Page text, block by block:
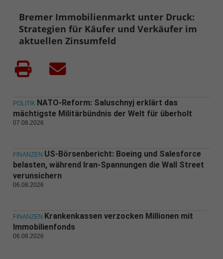
Bremer Immobilienmarkt unter Druck:
Strategien für Käufer und Verkäufer im
aktuellen Zinsumfeld
POLITIK NATO-Reform: Saluschnyj erklärt das
mächtigste Militärbündnis der Welt für überholt
07.08.2026
FINANZEN US-Börsenbericht: Boeing und Salesforce
belasten, während Iran-Spannungen die Wall Street
verunsichern
06.08.2026
FINANZEN Krankenkassen verzocken Millionen mit
Immobilienfonds
06.08.2026